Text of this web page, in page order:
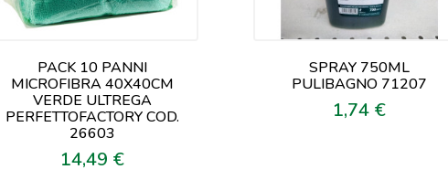
PACK 10 PANNI
MICROFIBRA 40X40CM
VERDE ULTREGA
PERFETTOFACTORY COD.
26603
Prezzo
14,49 €
SPRAY 750ML
PULIBAGNO 71207
Prezzo
1,74 €